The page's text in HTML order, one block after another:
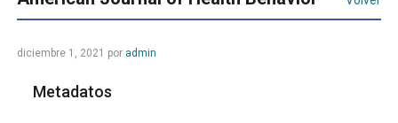
diciembre 1, 2021 por admin
Metadatos